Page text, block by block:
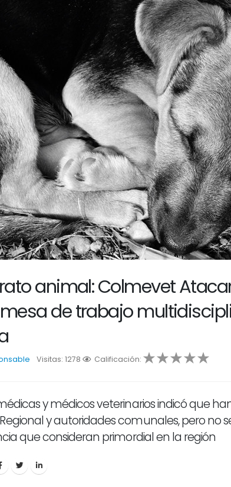
animal: Colmevet
de trabajo
Visitas: 1278 Calificación:
1 2 3 4 5
y médicos veterinarios indicó que
y autoridades comunales, pero no
que consideran primordial en la región